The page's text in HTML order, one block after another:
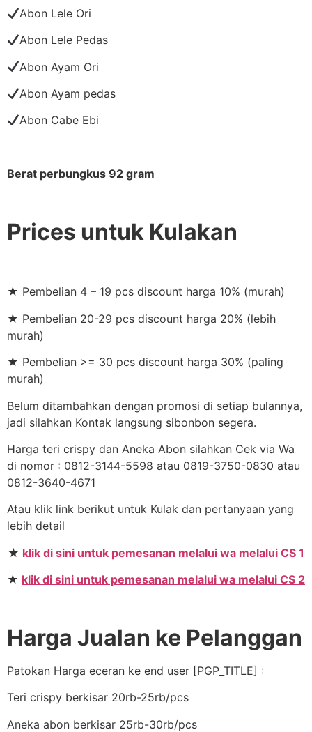
Abon Lele Ori
Abon Lele Pedas
Abon Ayam Ori
Abon Ayam pedas
Abon Cabe Ebi
Berat perbungkus 92 gram
Prices untuk Kulakan
★ Pembelian 4 – 19 pcs discount harga 10% (murah)
★ Pembelian 20-29 pcs discount harga 20% (lebih
murah)
★ Pembelian >= 30 pcs discount harga 30% (paling
murah)
Belum ditambahkan dengan promosi di setiap bulannya,
jadi silahkan Kontak langsung sibonbon segera.
Harga teri crispy dan Aneka Abon silahkan Cek via Wa
di nomor : 0812-3144-5598 atau 0819-3750-0830 atau
0812-3640-4671
Atau klik link berikut untuk Kulak dan pertanyaan yang
lebih detail
★ klik di sini untuk pemesanan melalui wa melalui CS 1
★ klik di sini untuk pemesanan melalui wa melalui CS 2
Harga Jualan ke Pelanggan
Patokan Harga eceran ke end user [PGP_TITLE] :
Teri crispy berkisar 20rb-25rb/pcs
Aneka abon berkisar 25rb-30rb/pcs